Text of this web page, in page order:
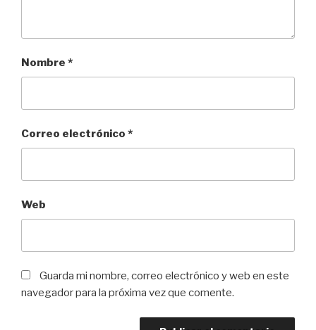
Nombre *
Correo electrónico *
Web
Guarda mi nombre, correo electrónico y web en este
navegador para la próxima vez que comente.